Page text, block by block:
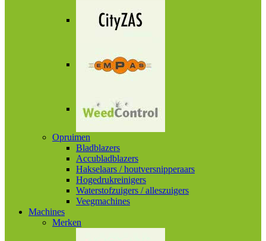
Opruimen
Bladblazers
Accubladblazers
Hakselaars / houtversnipperaars
Hogedrukreinigers
Waterstofzuigers / alleszuigers
Veegmachines
Machines
Merken